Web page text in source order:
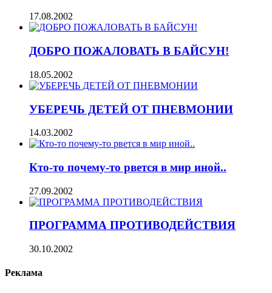
17.08.2002
ДОБРО ПОЖАЛОВАТЬ В БАЙСУН!
18.05.2002
УБЕРЕЧЬ ДЕТЕЙ ОТ ПНЕВМОНИИ
14.03.2002
Кто-то почему-то рвется в мир иной..
27.09.2002
ПРОГРАММА ПРОТИВОДЕЙСТВИЯ
30.10.2002
Реклама